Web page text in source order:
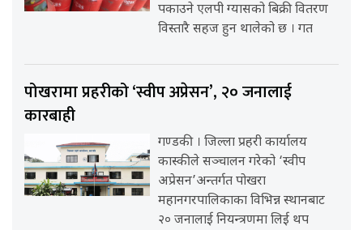
पकाउने एलपी ग्यासको बिक्री वितरण
विस्तारै सहज हुन थालेको छ । गत
पोखरामा प्रहरीको ‘स्वीप अप्रेसन’, २० जनालाई
कारबाही
गण्डकी । जिल्ला प्रहरी कार्यालय
कास्कीले सञ्चालन गरेको ‘स्वीप
अप्रेसन’अन्तर्गत पोखरा
महानगरपालिकाका विभिन्न स्थानबाट
२० जनालाई नियन्त्रणमा लिई थप